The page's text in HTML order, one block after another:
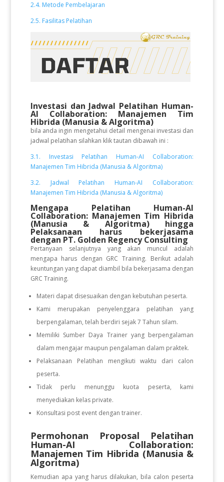
2.4. Metode Pembelajaran
2.5. Fasilitas Pelatihan
Investasi dan Jadwal Pelatihan Human-
AI Collaboration: Manajemen Tim
Hibrida (Manusia & Algoritma)
bila anda ingin mengetahui detail mengenai investasi dan
jadwal pelatihan silahkan klik tautan dibawah ini :
3.1. Investasi Pelatihan Human-AI Collaboration:
Manajemen Tim Hibrida (Manusia & Algoritma)
3.2. Jadwal Pelatihan Human-AI Collaboration:
Manajemen Tim Hibrida (Manusia & Algoritma)
Mengapa Pelatihan Human-AI
Collaboration: Manajemen Tim Hibrida
(Manusia & Algoritma) hingga
Pelaksanaan harus bekerjasama
dengan PT. Golden Regency Consulting
Pertanyaan selanjutnya yang akan muncul adalah
mengapa harus dengan GRC Training. Berikut adalah
keuntungan yang dapat diambil bila bekerjasama dengan
GRC Training.
Materi dapat disesuaikan dengan kebutuhan peserta.
Kami merupakan penyelenggara pelatihan yang
berpengalaman, telah berdiri sejak 7 Tahun silam.
Memiliki Sumber Daya Trainer yang berpengalaman
dalam mengajar maupun pengalaman dalam praktek.
Pelaksanaan Pelatihan mengikuti waktu dari calon
peserta.
Tidak perlu menunggu kuota peserta, kami
menyediakan kelas private.
Konsultasi post event dengan trainer.
Permohonan Proposal Pelatihan
Human-AI Collaboration:
Manajemen Tim Hibrida (Manusia &
Algoritma)
Kemudian apa yang harus dilakukan, bila calon peserta